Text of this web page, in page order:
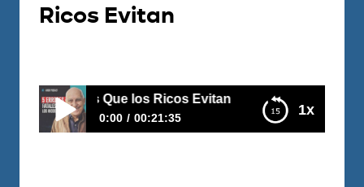
Ricos Evitan
1x
Fatales Que los Ricos Evitan
0:00 00:21:35